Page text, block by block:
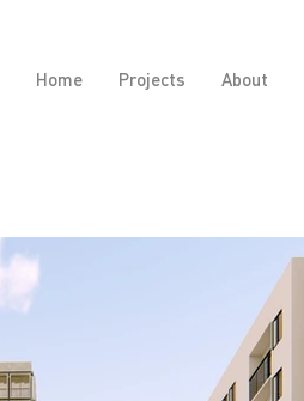
Home Projects About